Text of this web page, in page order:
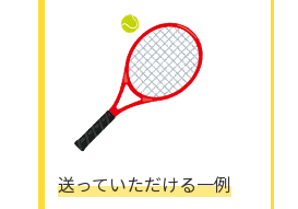
送っていただける一例